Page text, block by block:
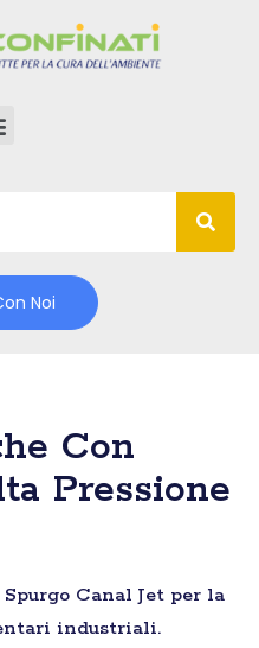
Noi
Con
Pressione
Canal Jet per la
industriali.